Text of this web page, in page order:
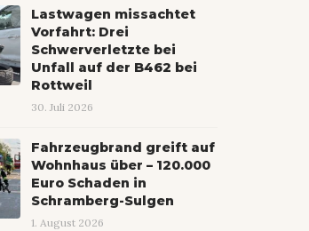
Lastwagen missachtet
Vorfahrt: Drei
Schwerverletzte bei
Unfall auf der B462 bei
Rottweil
30. Juli 2026
Fahrzeugbrand greift auf
Wohnhaus über – 120.000
Euro Schaden in
Schramberg-Sulgen
1. August 2026